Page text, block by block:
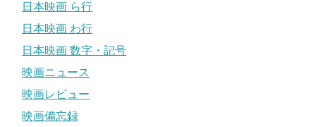
日本映画 ら行
日本映画 わ行
日本映画 数字・記号
映画ニュース
映画レビュー
映画備忘録